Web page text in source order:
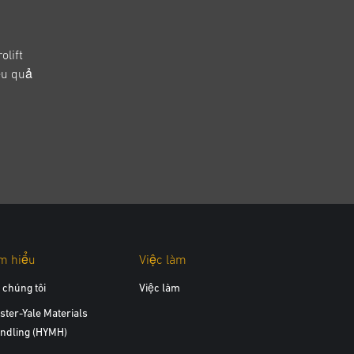
quả
hiểu
chúng tôi
Yale Materials
(HYMH)
Việc làm
Việc làm